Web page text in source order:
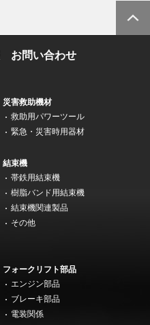
お問い合わせ
災害救助機材
救助用パワーツール
緊急・災害時用器材
結束機
帯鉄用結束機
樹脂バンド用結束機
結束機関連製品
その他
フォークリフト部品
エンジン部品
ブレーキ部品
電装関係